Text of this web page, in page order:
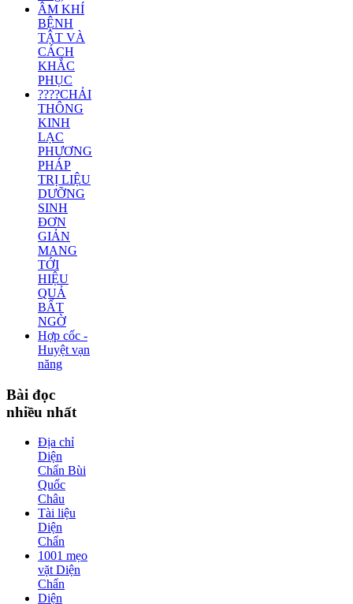
ÂM KHÍ
BỆNH
TẬT VÀ
CÁCH
KHẮC
PHỤC
????CHẢI
THÔNG
KINH
LẠC
PHƯƠNG
PHÁP
TRỊ LIỆU
DƯỠNG
SINH
ĐƠN
GIẢN
MANG
TỚI
HIỆU
QUẢ
BẤT
NGỜ
Hợp cốc -
Huyệt vạn
năng
Bài đọc
nhiều nhất
Địa chỉ
Diện
Chẩn Bùi
Quốc
Châu
Tài liệu
Diện
Chẩn
1001 mẹo
vặt Diện
Chẩn
Diện